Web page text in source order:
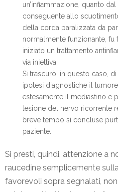
un’infiammazione, quanto
conseguente allo
della corda paralizzata da
normalmente funzionante, fu
iniziato un trattamento
via iniettiva.
Si trascurò, in questo caso,
ipotesi diagnostiche il
estesamente il mediastino e
lesione del nervo ricorrente
breve tempo si concluse
paziente.
Si presti, quindi, attenzione a
raucedine semplicemente
favorevoli sopra segnalati,